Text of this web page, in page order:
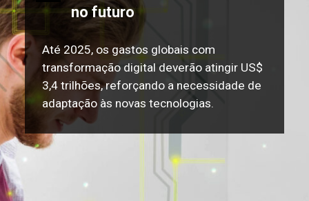
no futuro
Até 2025, os gastos globais com
transformação digital deverão atingir US$
3,4 trilhões, reforçando a necessidade de
adaptação às novas tecnologias.